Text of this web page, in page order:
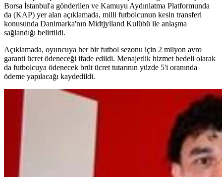
Borsa İstanbul'a gönderilen ve Kamuyu Aydınlatma Platformunda
da (KAP) yer alan açıklamada, milli futbolcunun kesin transferi
konusunda Danimarka'nın Midtjylland Kulübü ile anlaşma
sağlandığı belirtildi.
Açıklamada, oyuncuya her bir futbol sezonu için 2 milyon avro
garanti ücret ödeneceği ifade edildi. Menajerlik hizmet bedeli olarak
da futbolcuya ödenecek brüt ücret tutarının yüzde 5'i oranında
ödeme yapılacağı kaydedildi.